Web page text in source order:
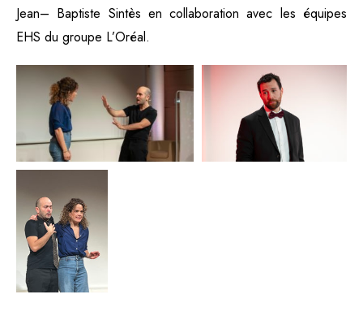
Jean– Baptiste Sintès en collaboration avec les équipes
EHS du groupe L’Oréal.